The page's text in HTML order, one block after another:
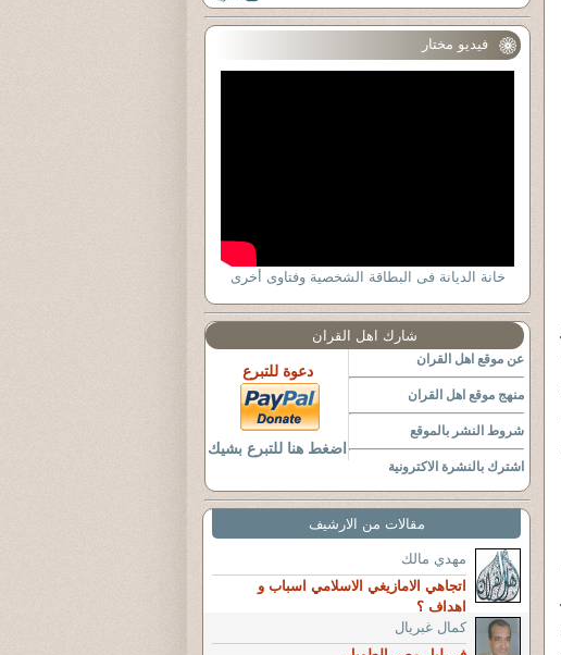
فيديو مختار
خانة الديانة فى البطاقة الشخصية وفتاوى أخرى
شارك اهل القران
عن موقع اهل القران
منهج موقع اهل القران
شروط النشر بالموقع
اشترك بالنشرة الاكترونية
دعوة للتبرع
اضغط هنا للتبرع بشيك
مقالات من الارشيف
مهدي مالك
اتجاهي الامازيغي الاسلامي اسباب و
اهداف ؟
كمال غبريال